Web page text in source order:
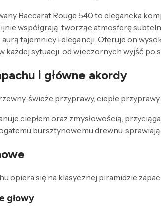
Baccarat Rouge 540 to elegancka
współgrają, tworząc atmosferę
tajemnicy i elegancji. Oferuje on
każdej sytuacji, od wieczornych wyjść po
i główne akordy
świeże przyprawy, ciepłe
ciepłem oraz zmysłowością,
bursztynowemu drewnu,
opiera się na klasycznej piramidzie
głowy